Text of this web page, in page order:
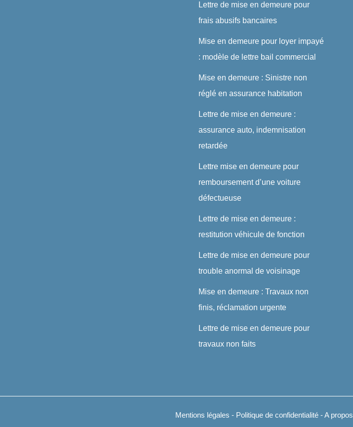
Lettre de mise en demeure pour
frais abusifs bancaires
Mise en demeure pour loyer impayé
: modèle de lettre bail commercial
Mise en demeure : Sinistre non
réglé en assurance habitation
Lettre de mise en demeure :
assurance auto, indemnisation
retardée
Lettre mise en demeure pour
remboursement d’une voiture
défectueuse
Lettre de mise en demeure :
restitution véhicule de fonction
Lettre de mise en demeure pour
trouble anormal de voisinage
Mise en demeure : Travaux non
finis, réclamation urgente
Lettre de mise en demeure pour
travaux non faits
Mentions légales - Politique de confidentialité -A propos